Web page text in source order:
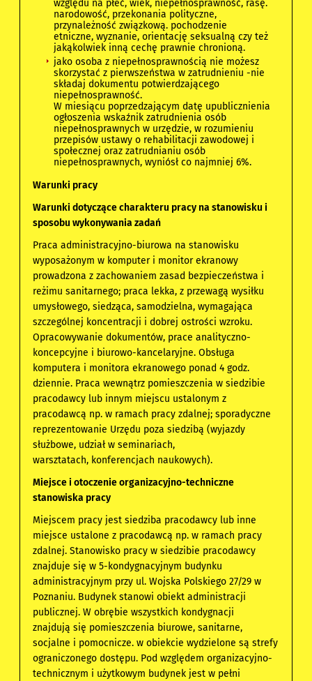
względu na płeć, wiek, niepełnosprawność, rasę.
narodowość, przekonania polityczne,
przynależność związkową. pochodzenie
etniczne, wyznanie, orientację seksualną czy też
jakąkolwiek inną cechę prawnie chronioną.
jako osoba z niepełnosprawnością nie możesz
skorzystać z pierwszeństwa w zatrudnieniu -nie
składaj dokumentu potwierdzającego
niepełnosprawność.
W miesiącu poprzedzającym datę upublicznienia
ogłoszenia wskaźnik zatrudnienia osób
niepełnosprawnych w urzędzie, w rozumieniu
przepisów ustawy o rehabilitacji zawodowej i
społecznej oraz zatrudnianiu osób
niepełnosprawnych, wyniósł co najmniej 6%.
Warunki pracy
Warunki dotyczące charakteru pracy na stanowisku i
sposobu wykonywania zadań
Praca administracyjno-biurowa na stanowisku
wyposażonym w komputer i monitor ekranowy
prowadzona z zachowaniem zasad bezpieczeństwa i
reżimu sanitarnego; praca lekka, z przewagą wysiłku
umysłowego, siedząca, samodzielna, wymagająca
szczególnej koncentracji i dobrej ostrości wzroku.
Opracowywanie dokumentów, prace analityczno-
koncepcyjne i biurowo-kancelaryjne. Obsługa
komputera i monitora ekranowego ponad 4 godz.
dziennie. Praca wewnątrz pomieszczenia w siedzibie
pracodawcy lub innym miejscu ustalonym z
pracodawcą np. w ramach pracy zdalnej; sporadyczne
reprezentowanie Urzędu poza siedzibą (wyjazdy
służbowe, udział w seminariach,
warsztatach, konferencjach naukowych).
Miejsceiotoczenie organizacyjno-techniczne
stanowiska pracy
Miejscem pracy jest siedziba pracodawcy lub inne
miejsce ustalone z pracodawcą np. w ramach pracy
zdalnej. Stanowisko pracy w siedzibie pracodawcy
znajduje się w 5-kondygnacyjnym budynku
administracyjnym przy ul. Wojska Polskiego 27/29 w
Poznaniu. Budynek stanowi obiekt administracji
publicznej. W obrębie wszystkich kondygnacji
znajdują się pomieszczenia biurowe, sanitarne,
socjalne i pomocnicze. w obiekcie wydzielone są strefy
ograniczonego dostępu. Pod względem organizacyjno-
technicznym i użytkowym budynek jest w pełni